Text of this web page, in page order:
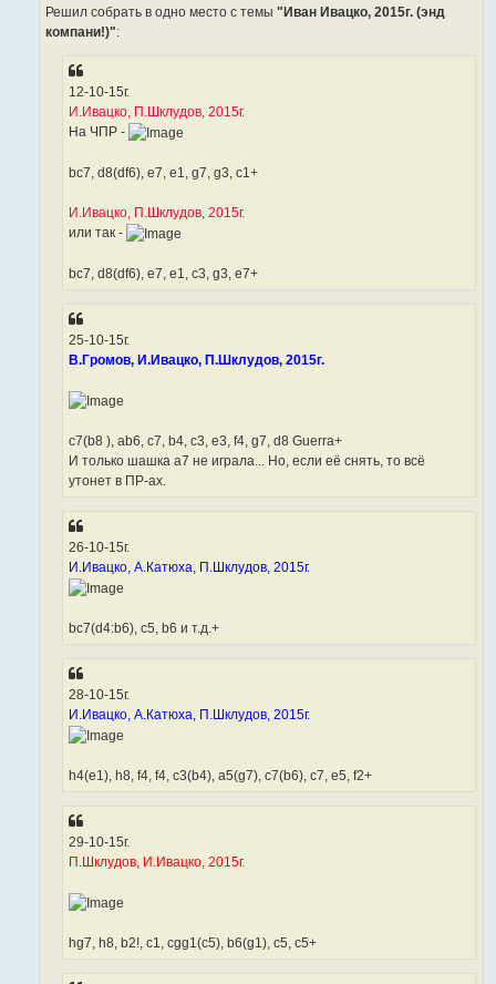
Решил собрать в одно место с темы "Иван Ивацко, 2015г. (энд
компани!)":
12-10-15г.
И.Ивацко, П.Шклудов, 2015г.
На ЧПР -
bc7, d8(df6), e7, e1, g7, g3, с1+
И.Ивацко, П.Шклудов, 2015г.
или так -
bc7, d8(df6), e7, e1, c3, g3, е7+
25-10-15г.
В.Громов, И.Ивацко, П.Шклудов, 2015г.
c7(b8 ), ab6, c7, b4, c3, e3, f4, g7, d8 Guerra+
И только шашка а7 не играла... Но, если её снять, то всё
утонет в ПР-ах.
26-10-15г.
И.Ивацко, А.Катюха, П.Шклудов, 2015г.
bc7(d4:b6), c5, b6 и т.д.+
28-10-15г.
И.Ивацко, А.Катюха, П.Шклудов, 2015г.
h4(e1), h8, f4, f4, c3(b4), a5(g7), c7(b6), c7, e5, f2+
29-10-15г.
П.Шклудов, И.Ивацко, 2015г.
hg7, h8, b2!, c1, cgg1(c5), b6(g1), c5, c5+